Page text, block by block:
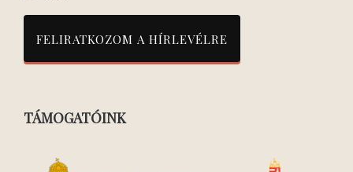
TÁMOGATÓINK